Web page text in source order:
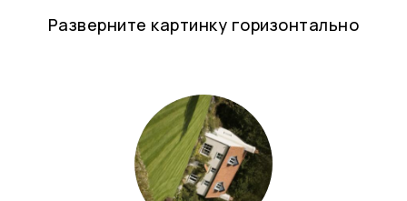
Разверните картинку горизонтально